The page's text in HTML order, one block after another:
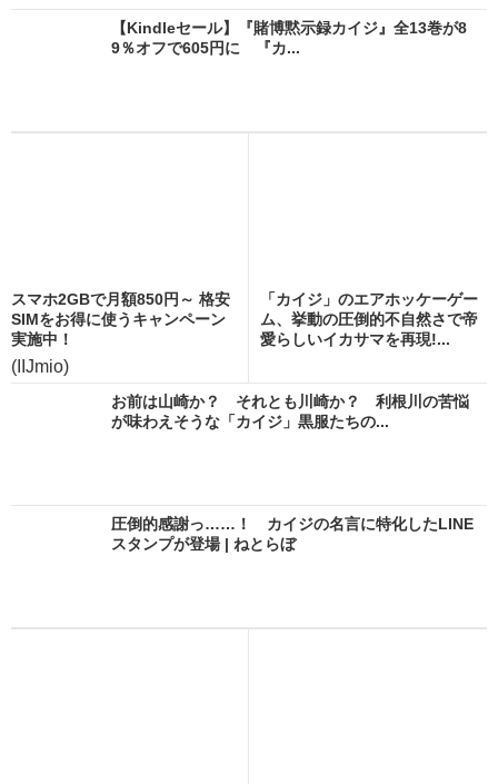
【Kindleセール】『賭博黙示録カイジ』全13巻が8
9％オフで605円に 『カ...
スマホ2GBで月額850円～ 格安
SIMをお得に使うキャンペーン
実施中！
(IIJmio)
「カイジ」のエアホッケーゲー
ム、挙動の圧倒的不自然さで帝
愛らしいイカサマを再現!...
お前は山崎か？ それとも川崎か？ 利根川の苦悩
が味わえそうな「カイジ」黒服たちの...
圧倒的感謝っ……！ カイジの名言に特化したLINE
スタンプが登場 | ねとらぼ